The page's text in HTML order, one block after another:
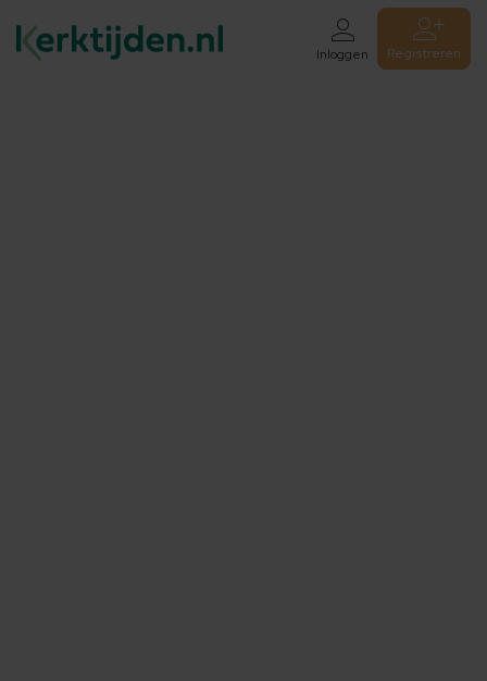
Inloggen Registreren